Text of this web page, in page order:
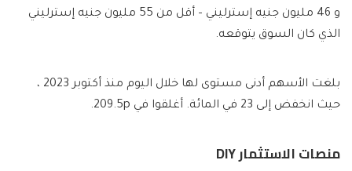
و 46 مليون جنيه إسترليني – أقل من 55 مليون جنيه إسترليني
الذي كان السوق يتوقعه.
بلغت الأسهم أدنى مستوى لها خلال اليوم منذ أكتوبر 2023 ،
حيث انخفض إلى 23 في المائة. أغلقوا في 209.5p.
منصات الاستثمار DIY